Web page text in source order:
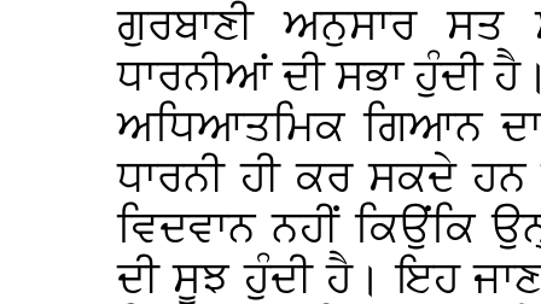
ਗੁਰਬਾਣੀ ਅਨੁਸਾਰ
ਧਾਰਨੀਆਂ ਦੀ ਸਭਾ ਹੁੰਦੀ
ਅਧਿਆਤਮਿਕ ਗਿਆਨ
ਧਾਰਨੀ ਹੀ ਕਰ ਸਕਦੇ
ਵਿਦਵਾਨ ਨਹੀਂ ਕਿਉਂਕਿ
ਦੀ ਸੂਝ ਹੁੰਦੀ ਹੈ। ਇਹ